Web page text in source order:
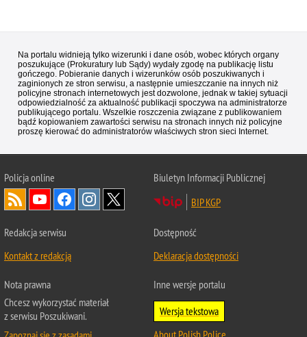
Na portalu widnieją tylko wizerunki i dane osób, wobec których organy
poszukujące (Prokuratury lub Sądy) wydały zgodę na publikację listu
gończego. Pobieranie danych i wizerunków osób poszukiwanych i
zaginionych ze stron serwisu, a następnie umieszczanie na innych niż
policyjne stronach internetowych jest dozwolone, jednak w takiej sytuacji
odpowiedzialność za aktualność publikacji spoczywa na administratorze
publikującego portalu. Wszelkie roszczenia związane z publikowaniem
bądź kopiowaniem zawartości serwisu na stronach innych niż policyjne
proszę kierować do administratorów właściwych stron sieci Internet.
Policjaonline
Biuletyn Informacji Publicznej
BIP KGP
Redakcja serwisu
Kontakt z redakcją
Dostępność
Deklaracja dostępności
Nota prawna
Chcesz wykorzystać materiał
z serwisu Poszukiwani.
Inne wersje portalu
Wersja tekstowa
About Polish Police